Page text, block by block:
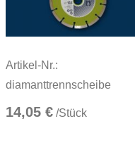
Artikel-Nr.:
diamanttrennscheibe
14,05 € /Stück